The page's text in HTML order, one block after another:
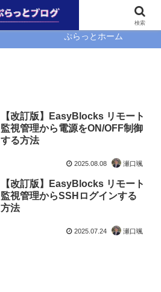
ぷらっとホーム
【改訂版】EasyBlocks リモート
監視管理から電源をON/OFF制御
する方法
2025.08.08 瀬口颯
【改訂版】EasyBlocks リモート
監視管理からSSHログインする
方法
2025.07.24 瀬口颯
検索